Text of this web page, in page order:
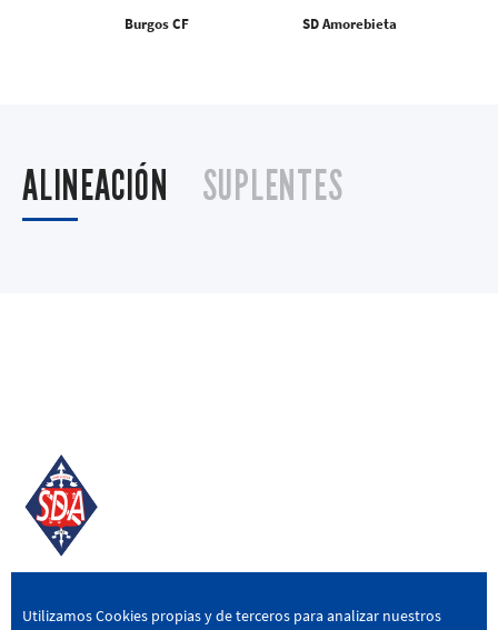
SD Amorebieta
Burgos CF
ALINEACIÓN SUPLENTES
SD AMOREBIETA
Utilizamos Cookies propias y de terceros para analizar nuestros